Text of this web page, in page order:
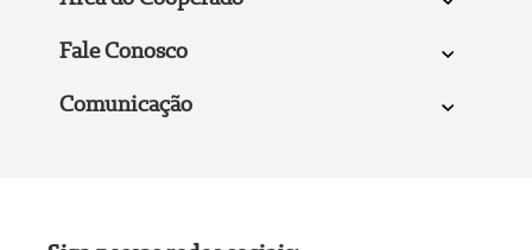
Fale Conosco
Comunicação